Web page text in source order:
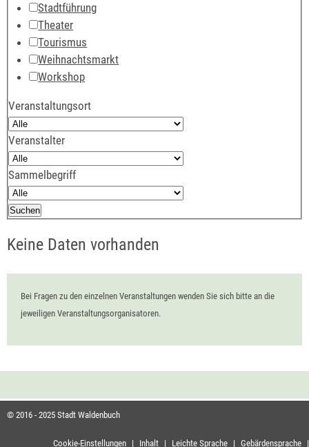
Stadtführung
Theater
Tourismus
Weihnachtsmarkt
Workshop
Veranstaltungsort
Veranstalter
Sammelbegriff
Keine Daten vorhanden
Bei Fragen zu den einzelnen Veranstaltungen wenden Sie sich bitte an die
jeweiligen Veranstaltungsorganisatoren.
© 2016 - 2025 Stadt Waldenbuch
Cookie-Einstellungen | Inhalt | Leichte Sprache | Gebärdensprache |